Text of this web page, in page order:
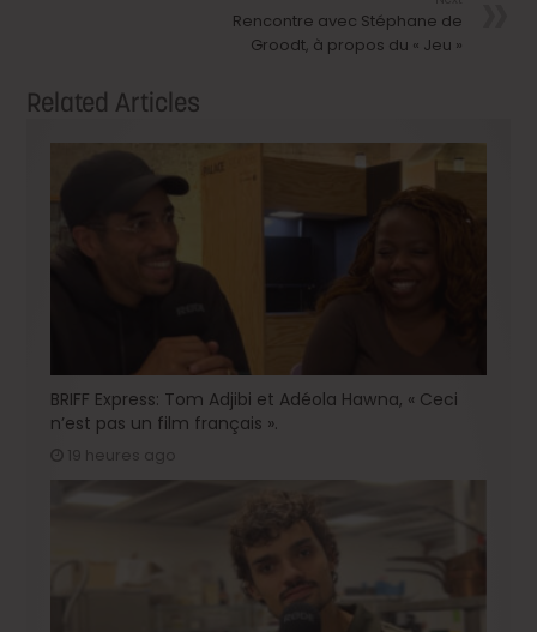
Rencontre avec Stéphane de
Groodt, à propos du « Jeu »
Related Articles
BRIFF Express: Tom Adjibi et Adéola Hawna, « Ceci
n’est pas un film français ».
19 heures ago